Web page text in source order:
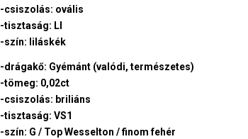
-csiszolás: ovális
-tisztaság: LI
-szín: liláskék
-drágakő: Gyémánt (valódi, természetes)
-tömeg: 0,02ct
-csiszolás: briliáns
-tisztaság: VS1
-szín: G / Top Wesselton / finom fehér